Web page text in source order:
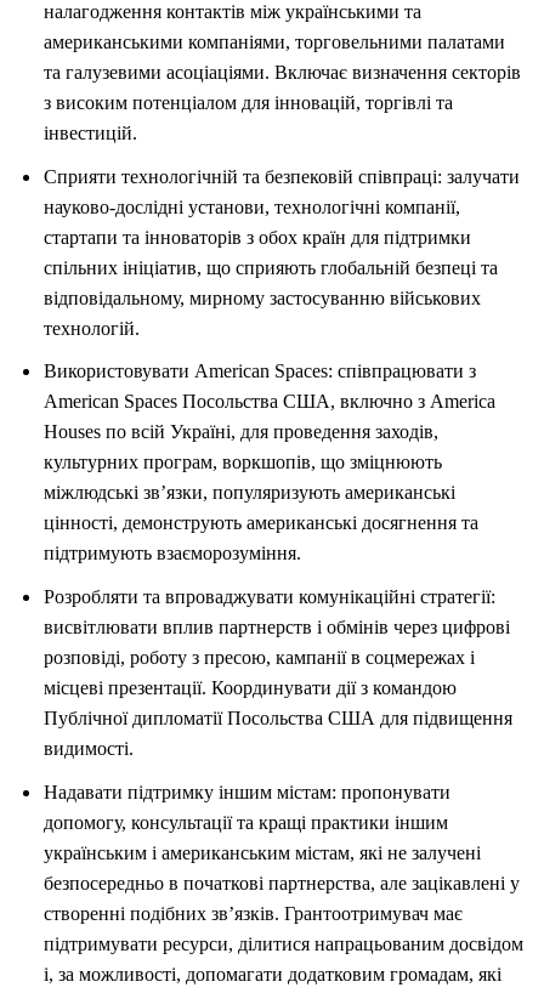
налагодження контактів між українськими та
американськими компаніями, торговельними палатами
та галузевими асоціаціями. Включає визначення секторів
з високим потенціалом для інновацій, торгівлі та
інвестицій.
Сприяти технологічній та безпековій співпраці: залучати
науково-дослідні установи, технологічні компанії,
стартапи та інноваторів з обох країн для підтримки
спільних ініціатив, що сприяють глобальній безпеці та
відповідальному, мирному застосуванню військових
технологій.
Використовувати American Spaces: співпрацювати з
American Spaces Посольства США, включно з America
Houses по всій Україні, для проведення заходів,
культурних програм, воркшопів, що зміцнюють
міжлюдські зв’язки, популяризують американські
цінності, демонструють американські досягнення та
підтримують взаєморозуміння.
Розробляти та впроваджувати комунікаційні стратегії:
висвітлювати вплив партнерств і обмінів через цифрові
розповіді, роботу з пресою, кампанії в соцмережах і
місцеві презентації. Координувати дії з командою
Публічної дипломатії Посольства США для підвищення
видимості.
Надавати підтримку іншим містам: пропонувати
допомогу, консультації та кращі практики іншим
українським і американським містам, які не залучені
безпосередньо в початкові партнерства, але зацікавлені у
створенні подібних зв’язків. Грантоотримувач має
підтримувати ресурси, ділитися напрацьованим досвідом
і, за можливості, допомагати додатковим громадам, які